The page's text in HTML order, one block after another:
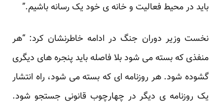
باید در محیط فعالیت و خانه ی خود یک رسانه باشیم.”
نخست وزیر دوران جنگ در ادامه خاطرنشان کرد: “هر
منفذی که بسته می شود بلا فاصله باید پنجره های دیگری
گشوده شود. هر روزنامه ای که بسته می شود، راه انتشار
یک روزنامه ی دیگر در چهارچوب قانونی جستجو شود.